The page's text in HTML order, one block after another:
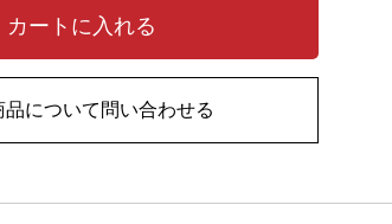
カートに入れる
品について問い合わせる